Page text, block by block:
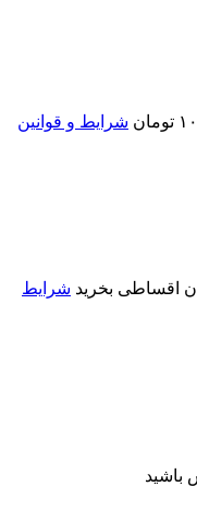
شرایط و قوانین
شرایط
باشید